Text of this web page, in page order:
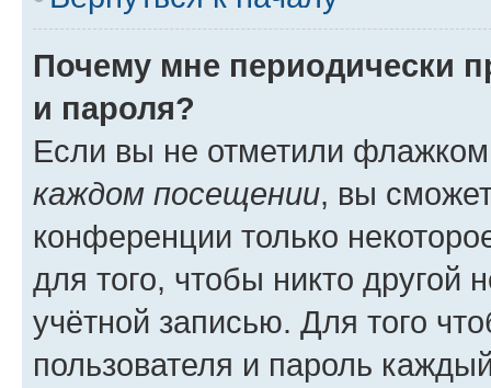
Почему мне периодически
и пароля?
Если вы не отметили
каждом посещении, вы
конференции только
для того, чтобы никто другой
учётной записью. Для того
пользователя и пароль